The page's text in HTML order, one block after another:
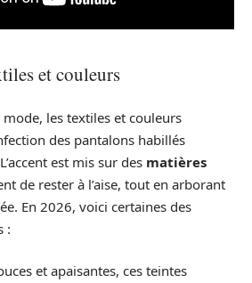
et couleurs
mode, les textiles et couleurs
des pantalons habillés
est mis sur des matières
de rester à l’aise, tout en arborant
En 2026, voici certaines des
:
et apaisantes, ces teintes